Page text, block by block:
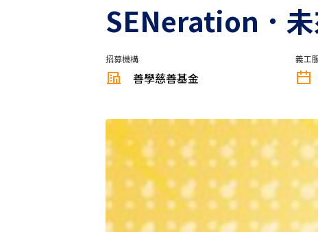
SENeration．
招募機構
善學慈善基金
義工